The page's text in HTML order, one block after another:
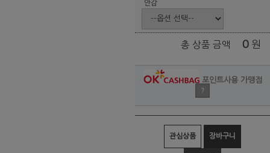
안감
총 상품 금액 0 원
포인트사용 가맹점
?
관심상품 장바구니